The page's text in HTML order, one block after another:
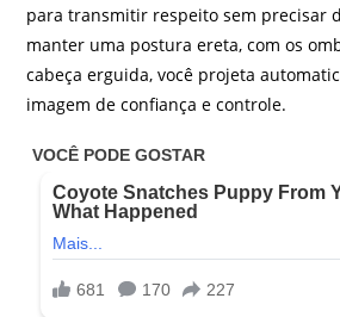
para transmitir respeito sem precisar
manter uma postura ereta, com os
cabeça erguida, você projeta
imagem de confiança e controle.